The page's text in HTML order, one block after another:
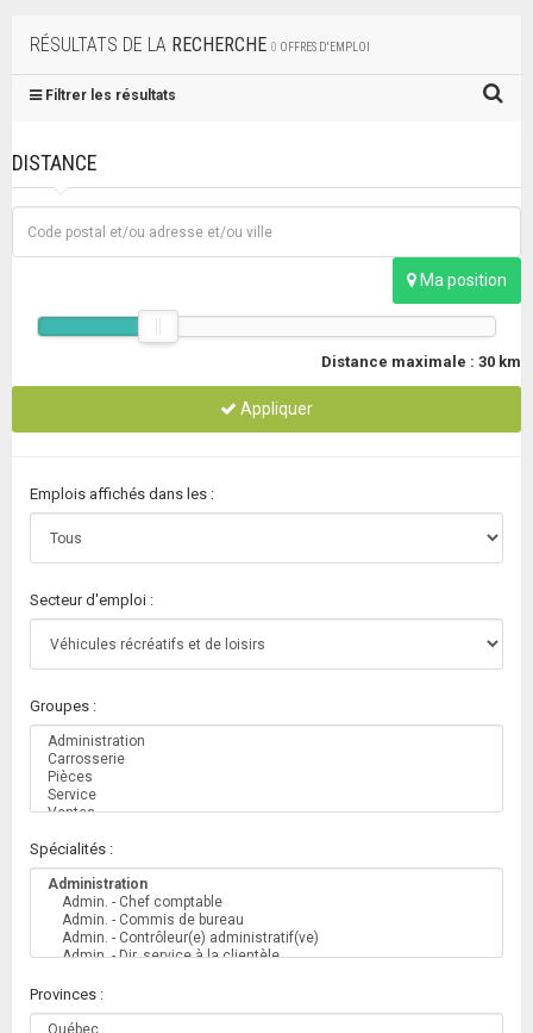
RÉSULTATS DE LA RECHERCHE 0 OFFRES D'EMPLOI
Filtrer les résultats
DISTANCE
Ma position
Distance maximale : 30 km
Appliquer
Emplois affichés dans les :
Secteur d'emploi :
Groupes :
Spécialités :
Provinces :